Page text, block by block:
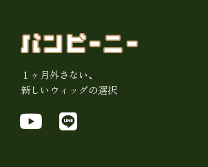
１ヶ月外さない、
新しいウィッグの選択
Y L